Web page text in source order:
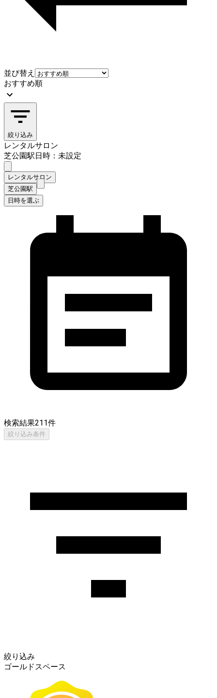
並び替え
おすすめ順
絞り込み
レンタルサロン
芝公園駅日時：未設定
レンタルサロン
芝公園駅
日時を選ぶ
検索結果211件
絞り込み条件
絞り込み
ゴールドスペース